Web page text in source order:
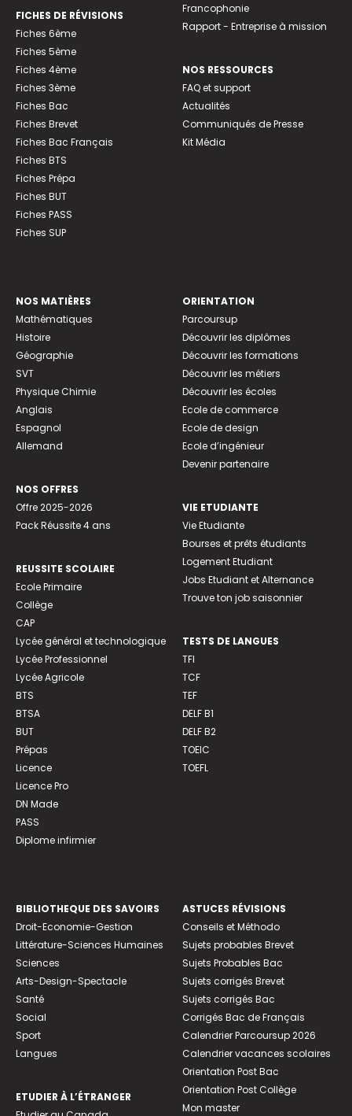
FICHES DE RÉVISIONS
Fiches 6ème
Fiches 5ème
Fiches 4ème
Fiches 3ème
Fiches Bac
Fiches Brevet
Fiches Bac Français
Fiches BTS
Fiches Prépa
Fiches BUT
Fiches PASS
Fiches SUP
Francophonie
Rapport - Entreprise à mission
NOS RESSOURCES
FAQ et support
Actualités
Communiqués de Presse
Kit Média
NOS MATIÈRES
Mathématiques
Histoire
Géographie
SVT
Physique Chimie
Anglais
Espagnol
Allemand
NOS OFFRES
Offre 2025-2026
Pack Réussite 4 ans
REUSSITE SCOLAIRE
Ecole Primaire
Collège
CAP
Lycée général et technologique
Lycée Professionnel
Lycée Agricole
BTS
BTSA
BUT
Prépas
Licence
Licence Pro
DN Made
PASS
Diplome infirmier
ORIENTATION
Parcoursup
Découvrir les diplômes
Découvrir les formations
Découvrir les métiers
Découvrir les écoles
Ecole de commerce
Ecole de design
Ecole d’ingénieur
Devenir partenaire
VIE ETUDIANTE
Vie Etudiante
Bourses et prêts étudiants
Logement Etudiant
Jobs Etudiant et Alternance
Trouve ton job saisonnier
TESTS DE LANGUES
TFI
TCF
TEF
DELF B1
DELF B2
TOEIC
TOEFL
BIBLIOTHEQUE DES SAVOIRS
Droit-Economie-Gestion
Littérature-Sciences Humaines
Sciences
Arts-Design-Spectacle
Santé
Social
Sport
Langues
ETUDIER À L’ÉTRANGER
ASTUCES RÉVISIONS
Conseils et Méthodo
Sujets probables Brevet
Sujets Probables Bac
Sujets corrigés Brevet
Sujets corrigés Bac
Corrigés Bac de Français
Calendrier Parcoursup 2026
Calendrier vacances scolaires
Orientation Post Bac
Orientation Post Collège
Mon master